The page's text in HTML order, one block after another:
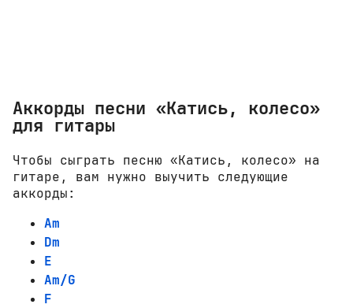
Аккорды песни «Катись, колесо»
для гитары
Чтобы сыграть песню «Катись, колесо» на
гитаре, вам нужно выучить следующие
аккорды:
Am
Dm
E
Am/G
F